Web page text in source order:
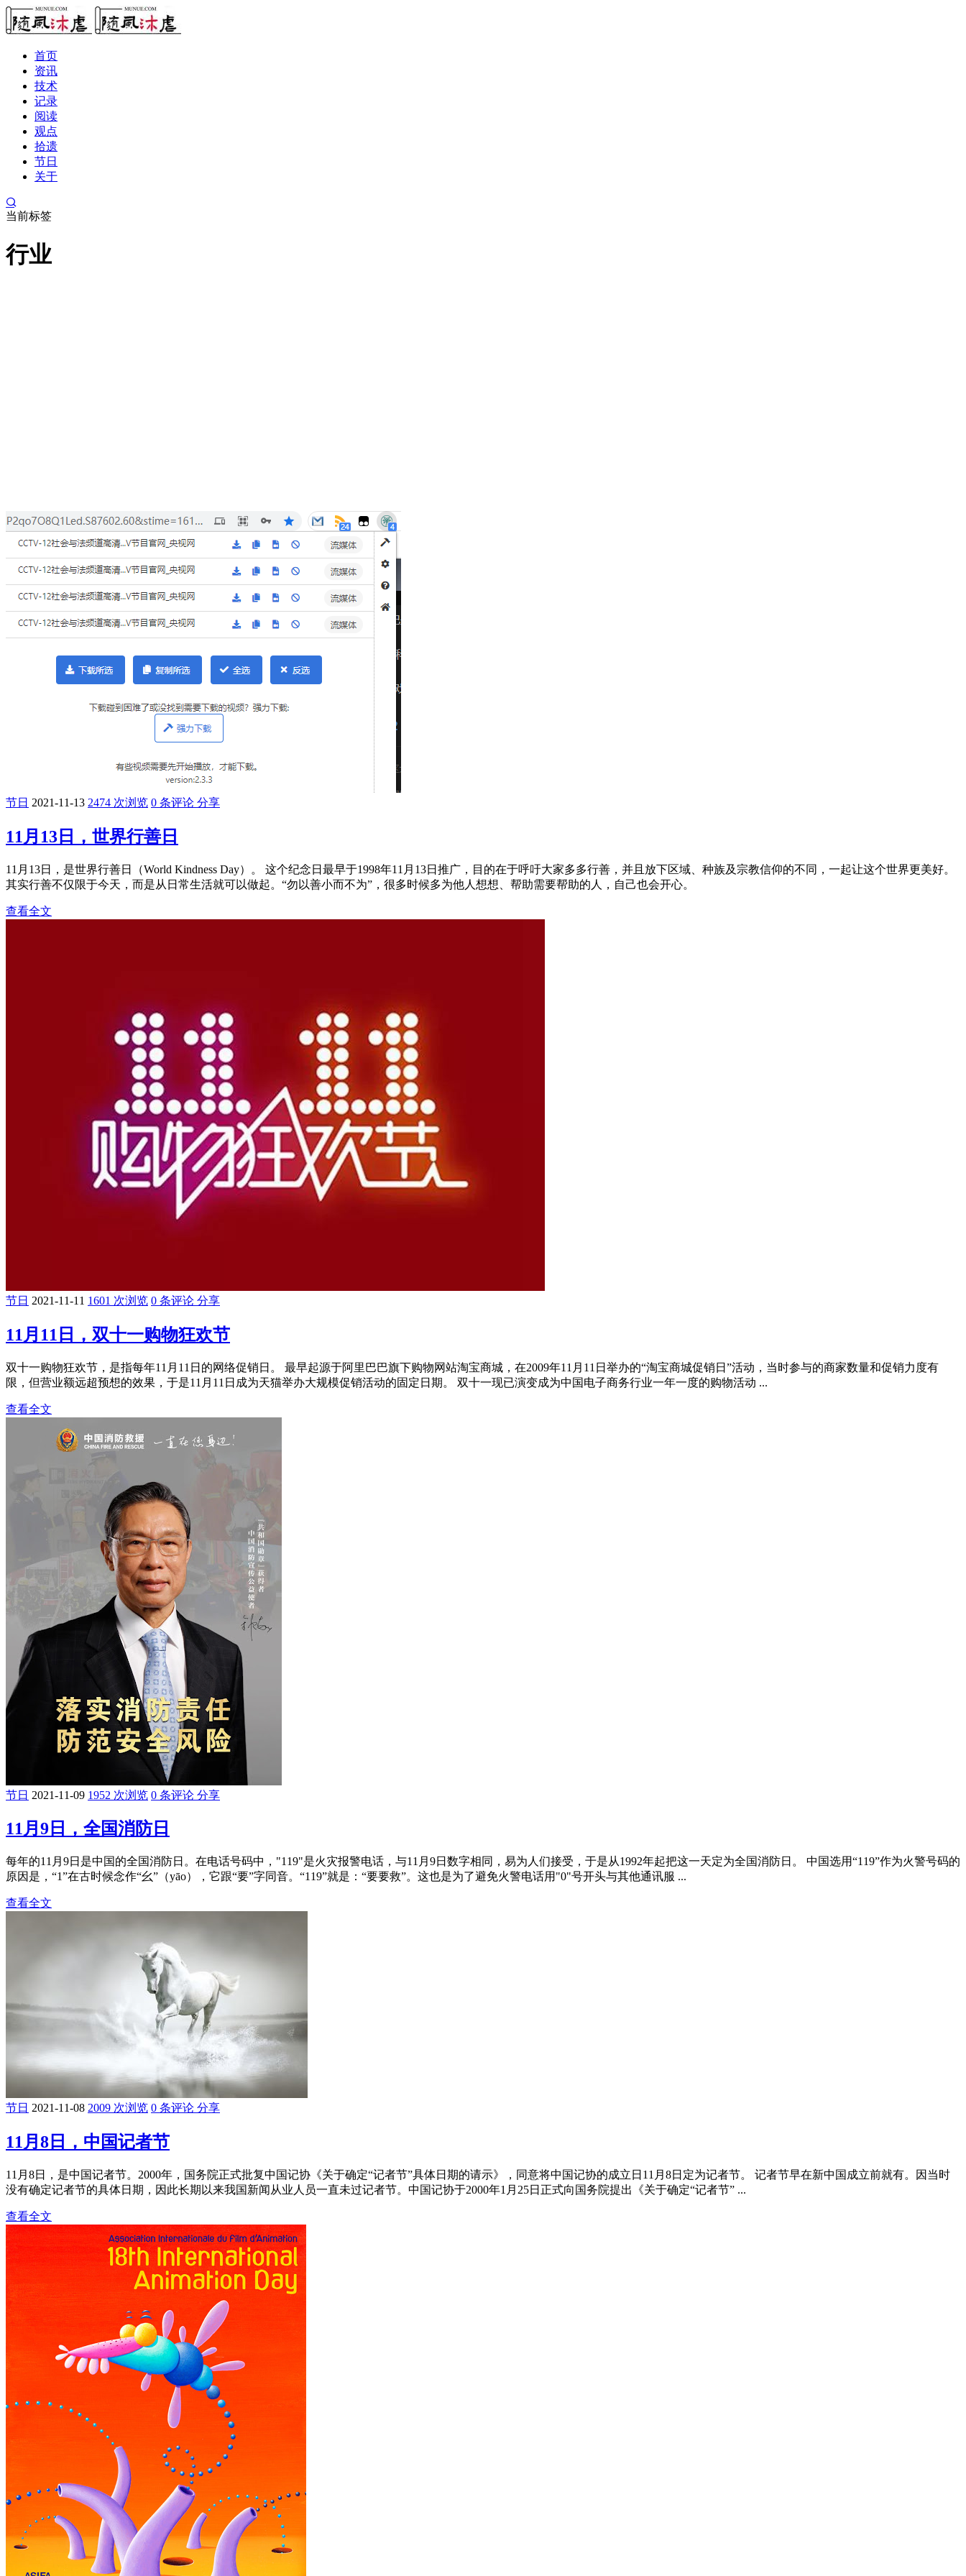
首页
资讯
技术
记录
阅读
观点
拾遗
节日
关于
当前标签
行业
节日 2021-11-13 2474 次浏览 0 条评论 分享
11月13日，世界行善日
11月13日，是世界行善日（World Kindness Day）。 这个纪念日最早于1998年11月13日推广，目的在于呼吁大家多多行善，并且放下区域、种族及宗教信仰的不同，一起让这个世界更美好。
其实行善不仅限于今天，而是从日常生活就可以做起。“勿以善小而不为”，很多时候多为他人想想、帮助需要帮助的人，自己也会开心。
查看全文
节日 2021-11-11 1601 次浏览 0 条评论 分享
11月11日，双十一购物狂欢节
双十一购物狂欢节，是指每年11月11日的网络促销日。 最早起源于阿里巴巴旗下购物网站淘宝商城，在2009年11月11日举办的“淘宝商城促销日”活动，当时参与的商家数量和促销力度有
限，但营业额远超预想的效果，于是11月11日成为天猫举办大规模促销活动的固定日期。 双十一现已演变成为中国电子商务行业一年一度的购物活动 ...
查看全文
节日 2021-11-09 1952 次浏览 0 条评论 分享
11月9日，全国消防日
每年的11月9日是中国的全国消防日。在电话号码中，"119"是火灾报警电话，与11月9日数字相同，易为人们接受，于是从1992年起把这一天定为全国消防日。 中国选用“119”作为火警号码的
原因是，“1”在古时候念作“幺”（yāo），它跟“要”字同音。“119”就是：“要要救”。这也是为了避免火警电话用"0"号开头与其他通讯服 ...
查看全文
节日 2021-11-08 2009 次浏览 0 条评论 分享
11月8日，中国记者节
11月8日，是中国记者节。2000年，国务院正式批复中国记协《关于确定“记者节”具体日期的请示》，同意将中国记协的成立日11月8日定为记者节。 记者节早在新中国成立前就有。因当时
没有确定记者节的具体日期，因此长期以来我国新闻从业人员一直未过记者节。中国记协于2000年1月25日正式向国务院提出《关于确定“记者节” ...
查看全文